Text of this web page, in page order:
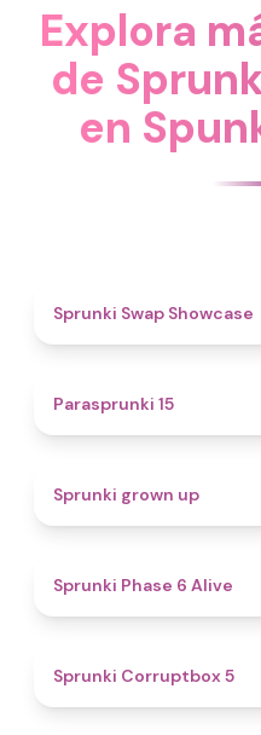
Explora
de
en
Sprunki Swap Showcase
Parasprunki 15
Sprunki grown up
Sprunki Phase 6 Alive
Sprunki Corruptbox 5